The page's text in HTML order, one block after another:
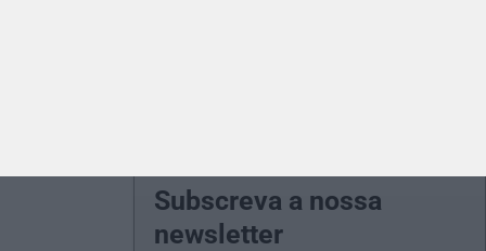
Subscreva a nossa
newsletter